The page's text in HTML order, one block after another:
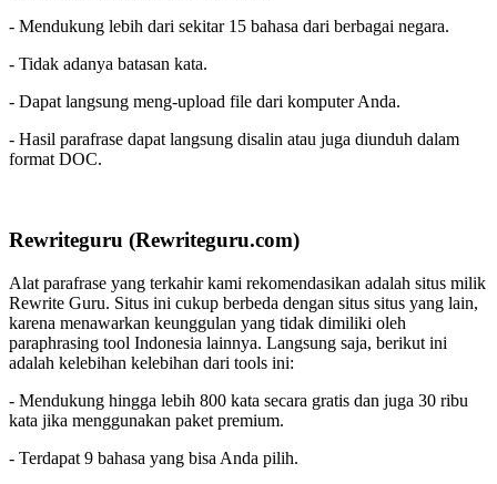
- Mendukung lebih dari sekitar 15 bahasa dari berbagai negara.
- Tidak adanya batasan kata.
- Dapat langsung meng-upload file dari komputer Anda.
- Hasil parafrase dapat langsung disalin atau juga diunduh dalam
format DOC.
Rewriteguru (Rewriteguru.com)
Alat parafrase yang terkahir kami rekomendasikan adalah situs milik
Rewrite Guru. Situs ini cukup berbeda dengan situs situs yang lain,
karena menawarkan keunggulan yang tidak dimiliki oleh
paraphrasing tool Indonesia lainnya. Langsung saja, berikut ini
adalah kelebihan kelebihan dari tools ini:
- Mendukung hingga lebih 800 kata secara gratis dan juga 30 ribu
kata jika menggunakan paket premium.
- Terdapat 9 bahasa yang bisa Anda pilih.